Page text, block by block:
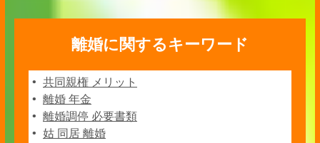
離婚に関するキーワード
共同親権 メリット
離婚 年金
離婚調停 必要書類
姑 同居 離婚